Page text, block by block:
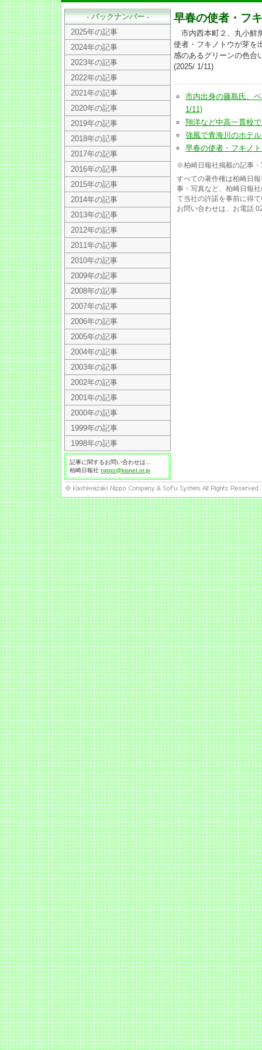
早春の使者・フ
市内西本町２、丸小鮮
使者・フキノトウが芽を
感のあるグリーンの色合
(2025/ 1/11)
市内出身の藤島氏、
1/11)
翔洋など中高一貫校
強風で青海川のホテ
早春の使者・フキノ
※柏崎日報社掲載の記事
すべての著作権は柏崎日
事・写真など、柏崎日報
て当社の許諾を事前に得
お問い合わせは、お電話
- バックナンバー -
2025年の記事
2024年の記事
2023年の記事
2022年の記事
2021年の記事
2020年の記事
2019年の記事
2018年の記事
2017年の記事
2016年の記事
2015年の記事
2014年の記事
2013年の記事
2012年の記事
2011年の記事
2010年の記事
2009年の記事
2008年の記事
2007年の記事
2006年の記事
2005年の記事
2004年の記事
2003年の記事
2002年の記事
2001年の記事
2000年の記事
1999年の記事
1998年の記事
記事に関するお問い合わせは...
柏崎日報社 nippo@kisnet.or.jp